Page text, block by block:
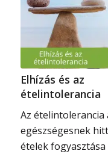
Elhízás és az
ételintolerancia
Az ételintolerancia
egészségesnek hitt
ételek fogyasztása